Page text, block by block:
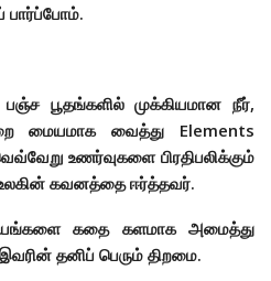
பார்ப்போம்.
பூதங்களில் முக்கியமான நீர்,
மையமாக வைத்து Elements
உணர்வுகளை பிரதிபலிக்கும்
கவனத்தை ஈர்த்தவர்.
கதை களமாக அமைத்து
தனிப் பெரும் திறமை.